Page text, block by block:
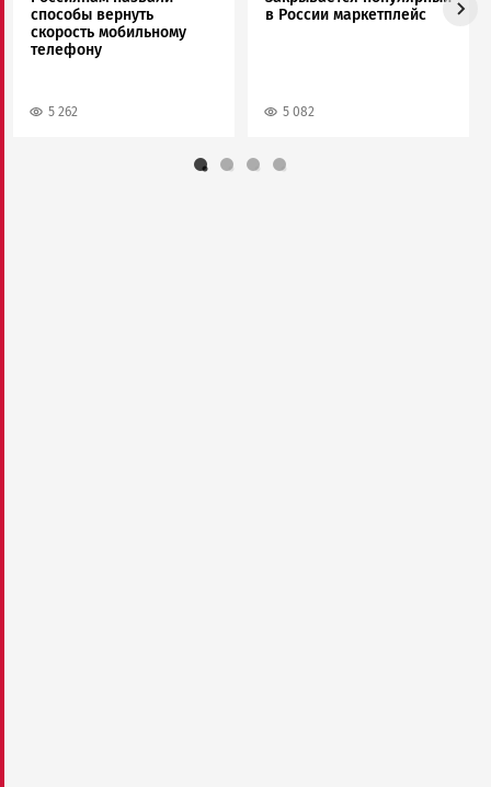
способы вернуть
скорость мобильному
телефону
5 262
в России маркетплейс
5 082